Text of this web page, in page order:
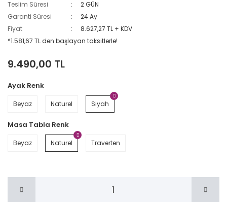
Teslim Süresi
2 GÜN
Garanti Süresi
24 Ay
Fiyat
8.627,27 TL + KDV
*1.581,67 TL den başlayan taksitlerle!
9.490,00 TL
Ayak Renk
Beyaz Naturel Siyah
Masa Tabla Renk
Beyaz Naturel Traverten